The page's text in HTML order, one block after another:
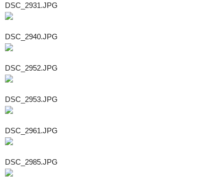
DSC_2931.JPG
DSC_2940.JPG
DSC_2952.JPG
DSC_2953.JPG
DSC_2961.JPG
DSC_2985.JPG